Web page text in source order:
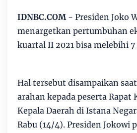
IDNBC.COM- Presiden Joko
menargetkan pertumbuhan
kuartal II 2021 bisa melebihi 7
Hal tersebut disampaikan
arahan kepada peserta Rapat
Kepala Daerah di Istana
Rabu (14/4). Presiden Jokowi